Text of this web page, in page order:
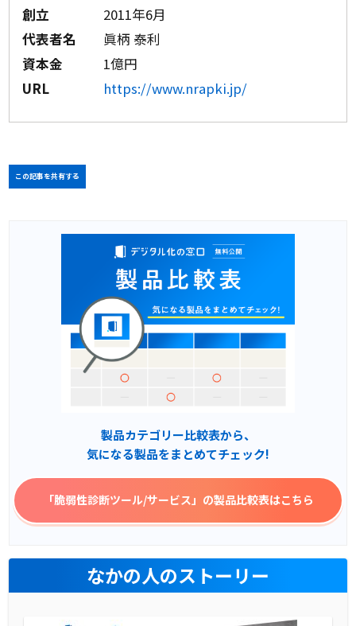
創立
2011年6月
代表者名
眞柄 泰利
資本金
1億円
URL
https://www.nrapki.jp/
この記事を共有する
製品カテゴリー比較表から、
気になる製品をまとめてチェック!
「脆弱性診断ツール/サービス」 の製品比較表はこちら
なかの人のストーリー